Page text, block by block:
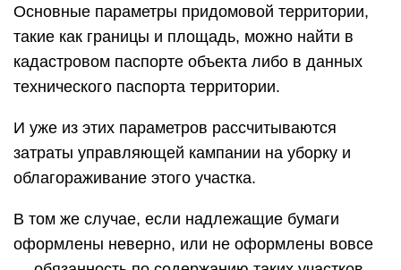
Основные параметры придомовой территории,
такие как границы и площадь, можно найти в
кадастровом паспорте объекта либо в данных
технического паспорта территории.
И уже из этих параметров рассчитываются
затраты управляющей кампании на уборку и
облагораживание этого участка.
В том же случае, если надлежащие бумаги
оформлены неверно, или не оформлены вовсе